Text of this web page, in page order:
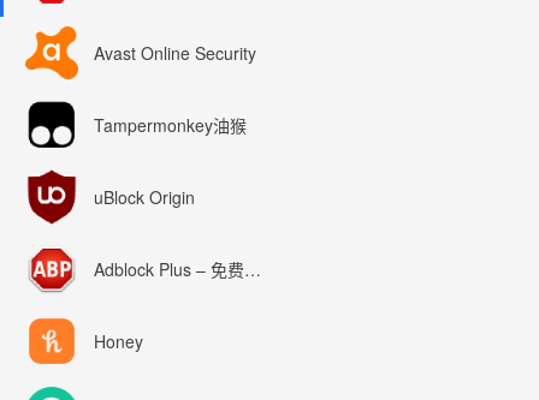
Avast Online Security
Tampermonkey油猴
uBlock Origin
Adblock Plus – 免费的广告拦截器
Honey